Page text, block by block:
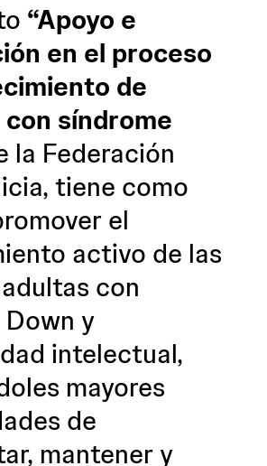
“Apoyo e
en el proceso
de
síndrome
la Federación
tiene como
el
activo de las
con
y
intelectual,
mayores
de
mantener y